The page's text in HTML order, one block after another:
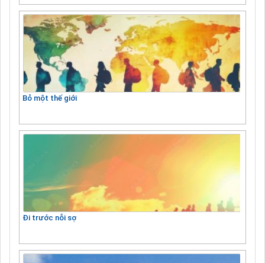
Bỏ một thế giới
Đi trước nỗi sợ